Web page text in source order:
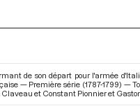
de son départ pour l'armée
— Première série (1787-1799) —
et Constant Pionnier et Gaston